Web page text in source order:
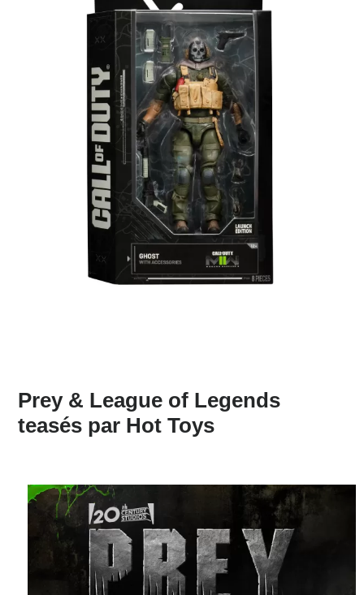
Prey & League of Legends
teasés par Hot Toys